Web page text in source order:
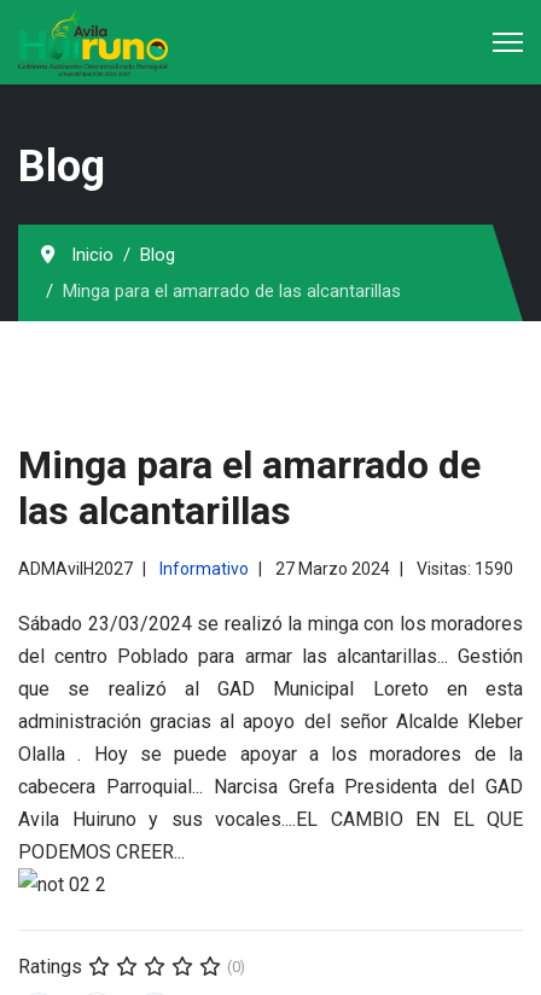
Blog
Inicio
Blog
Minga para el amarrado de las alcantarillas
Minga para el amarrado de
las alcantarillas
ADMAvilH2027 Informativo 27 Marzo 2024 Visitas: 1590
Sábado 23/03/2024 se realizó la minga con los moradores
del centro Poblado para armar las alcantarillas... Gestión
que se realizó al GAD Municipal Loreto en esta
administración gracias al apoyo del señor Alcalde Kleber
Olalla . Hoy se puede apoyar a los moradores de la
cabecera Parroquial... Narcisa Grefa Presidenta del GAD
Avila Huiruno y sus vocales....EL CAMBIO EN EL QUE
PODEMOS CREER...
Ratings (0)